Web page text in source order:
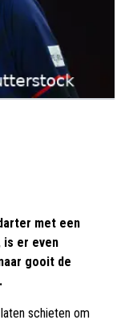
met een
is er even
gooit de
schieten om